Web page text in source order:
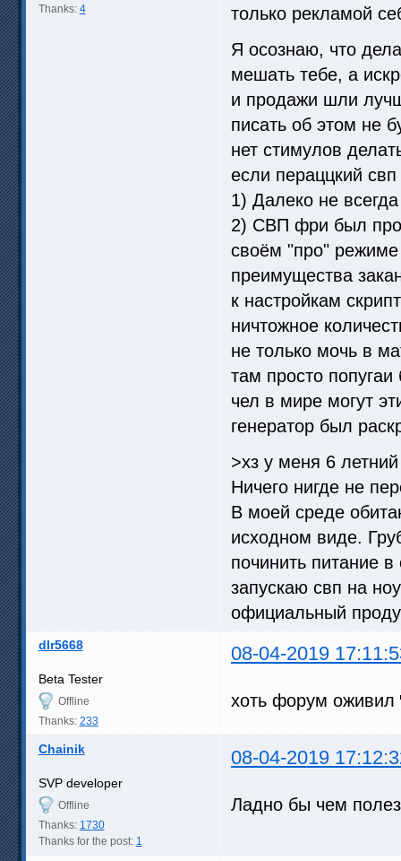
Thanks: 4
только рекламой
Я осознаю, что
мешать тебе, а
и продажи шли
писать об этом не
нет стимулов
если пераццкий
1) Далеко не
2) СВП фри был
своём "про"
преимущества
к настройкам
ничтожное
не только мочь в
там просто
чел в мире могут
генератор был
>хз у меня 6
Ничего нигде не
В моей среде
исходном виде.
починить питание
запускаю свп на
официальный
dlr5668 08-04-2019
Beta Tester
Offline
Thanks: 233
хоть форум оживил
Chainik 08-04-2019
SVP developer
Offline
Thanks: 1730
Thanks for the post: 1
Ладно бы чем